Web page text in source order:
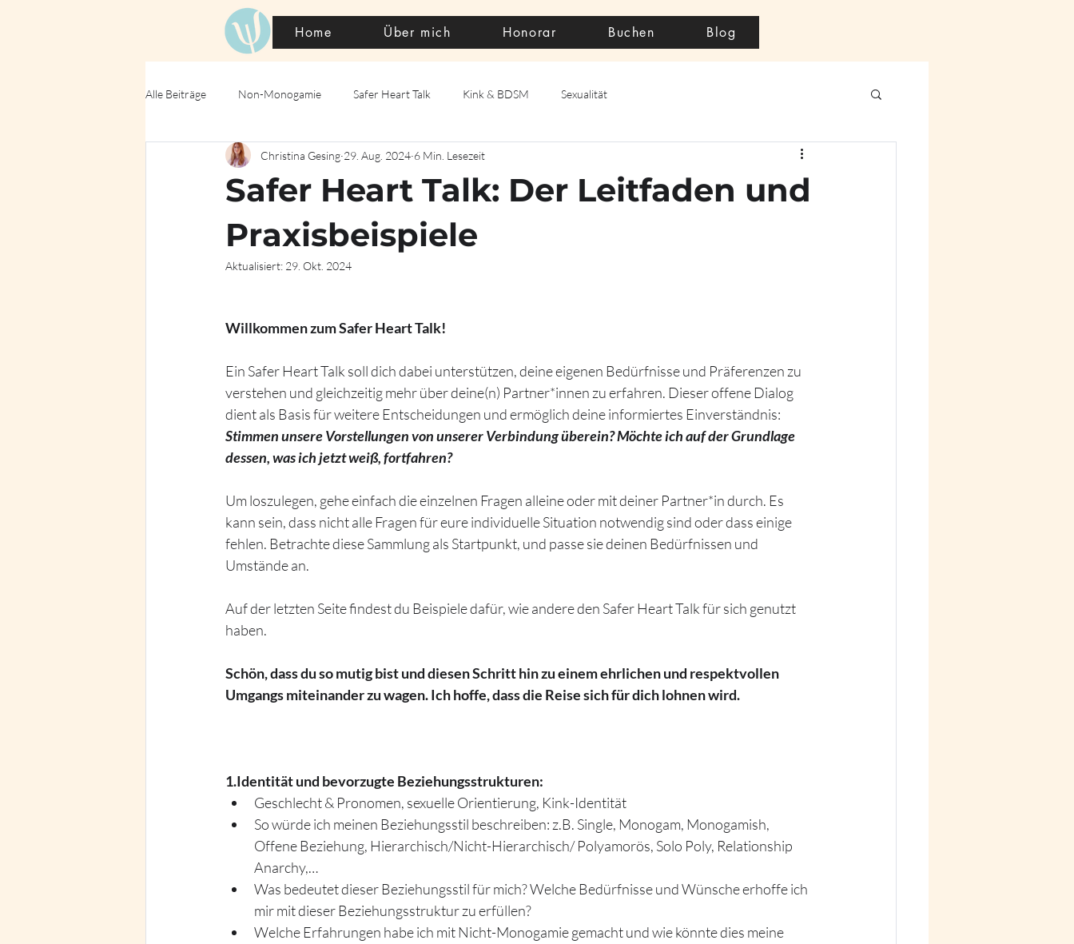
Home Über mich Honorar Buchen Blog
Alle Beiträge Non-Monogamie Safer Heart Talk Kink & BDSM Sexualität
Safer Heart Talk: Der Leitfaden und
Praxisbeispiele
Christina Gesing 29. Aug. 2024 6 Min. Lesezeit
Aktualisiert: 29. Okt. 2024
Willkommen zum Safer Heart Talk!
Ein Safer Heart Talk soll dich dabei unterstützen, deine eigenen Bedürfnisse und Präferenzen zu
verstehen und gleichzeitig mehr über deine(n) Partner*innen zu erfahren. Dieser offene Dialog
dient als Basis für weitere Entscheidungen und ermöglich deine informiertes Einverständnis:
Stimmen unsere Vorstellungen von unserer Verbindung überein? Möchte ich auf der Grundlage
dessen, was ich jetzt weiß, fortfahren?
Um loszulegen, gehe einfach die einzelnen Fragen alleine oder mit deiner Partner*in durch. Es
kann sein, dass nicht alle Fragen für eure individuelle Situation notwendig sind oder dass einige
fehlen. Betrachte diese Sammlung als Startpunkt, und passe sie deinen Bedürfnissen und
Umstände an.
Auf der letzten Seite findest du Beispiele dafür, wie andere den Safer Heart Talk für sich genutzt
haben.
Schön, dass du so mutig bist und diesen Schritt hin zu einem ehrlichen und respektvollen
Umgangs miteinander zu wagen. Ich hoffe, dass die Reise sich für dich lohnen wird.
1.Identität und bevorzugte Beziehungsstrukturen:
Geschlecht & Pronomen, sexuelle Orientierung, Kink-Identität
So würde ich meinen Beziehungsstil beschreiben: z.B. Single, Monogam, Monogamish,
Offene Beziehung, Hierarchisch/Nicht-Hierarchisch/ Polyamorös, Solo Poly, Relationship
Anarchy,…
Was bedeutet dieser Beziehungsstil für mich? Welche Bedürfnisse und Wünsche erhoffe ich
mir mit dieser Beziehungsstruktur zu erfüllen?
Welche Erfahrungen habe ich mit Nicht-Monogamie gemacht und wie könnte dies meine